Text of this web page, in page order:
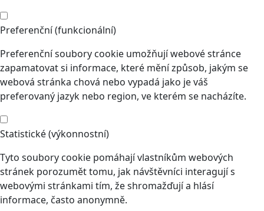
Preferenční (funkcionální)
Preferenční soubory cookie umožňují webové stránce
zapamatovat si informace, které mění způsob, jakým se
webová stránka chová nebo vypadá jako je váš
preferovaný jazyk nebo region, ve kterém se nacházíte.
Statistické (výkonnostní)
Tyto soubory cookie pomáhají vlastníkům webových
stránek porozumět tomu, jak návštěvníci interagují s
webovými stránkami tím, že shromažďují a hlásí
informace, často anonymně.